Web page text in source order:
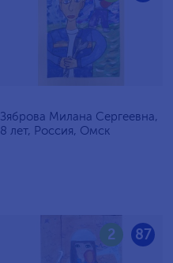
Зяброва Милана Сергеевна,
8 лет, Россия, Омск
87
2